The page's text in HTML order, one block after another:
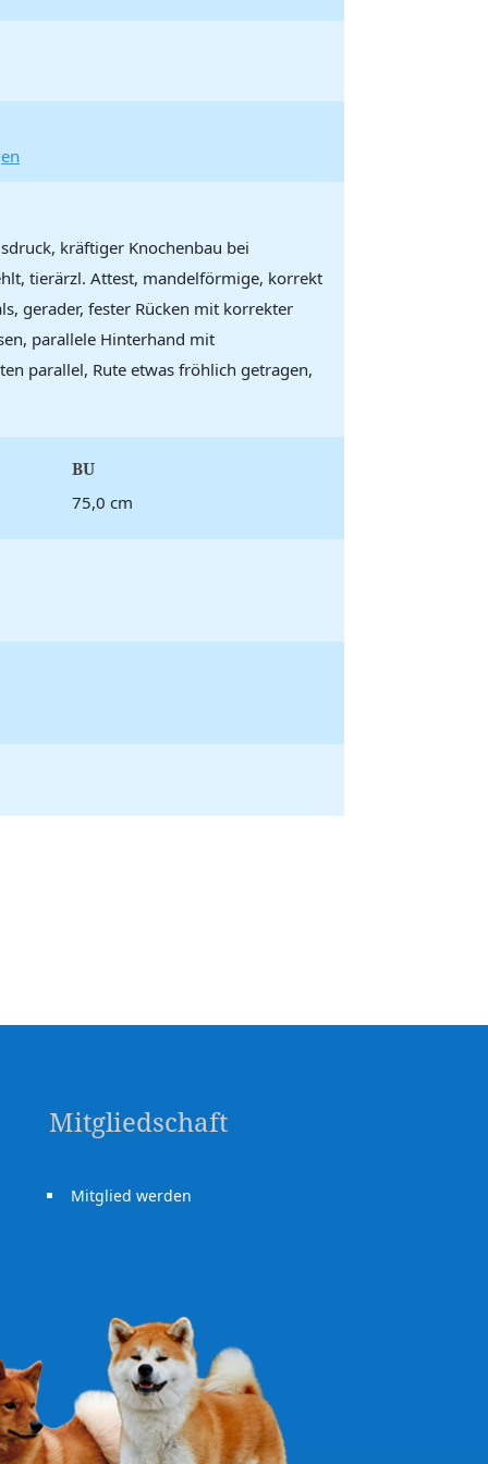
kräftiger Knochenbau bei
tierärzl. Attest, mandelförmige, korrekt
gerader, fester Rücken mit korrekter
parallele Hinterhand mit
parallel, Rute etwas fröhlich getragen,
BU
75,0 cm
Mitgliedschaft
Mitglied werden